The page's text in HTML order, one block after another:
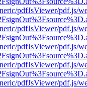
pdfJsViewer/pdf.js/
pdfJsViewer/pdf.js/
pdfJsViewer/pdf.js/
pdfJsViewer/pdf.js/
pdfJsViewer/pdf.js/